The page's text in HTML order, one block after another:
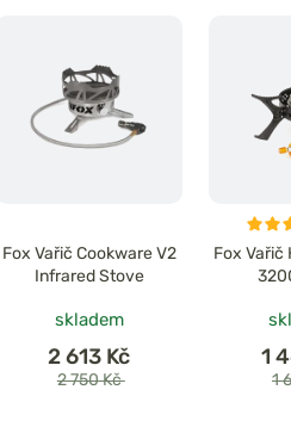
Fox Vařič Cookware V2
Infrared Stove
skladem
2 613 Kč
2 750 Kč
Fox Vařič
1
1